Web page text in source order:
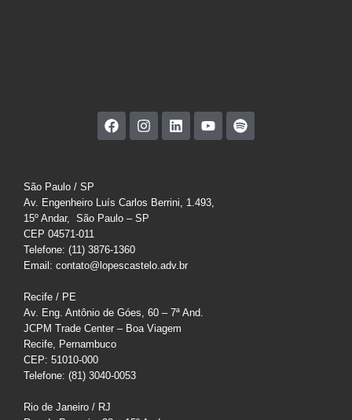
São Paulo / SP
Av. Engenheiro Luís Carlos Berrini, 1.493,
15º Andar, São Paulo – SP
CEP 04571-011
Telefone: (11) 3876-1360
Email: contato@lopescastelo.adv.br
Recife / PE
Av. Eng. Antônio de Góes, 60 – 7ª And.
JCPM Trade Center – Boa Viagem
Recife, Pernambuco
CEP: 51010-000
Telefone: (81) 3040-0053
Rio de Janeiro / RJ